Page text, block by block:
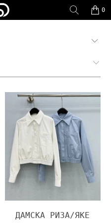
0
ДАМСКА РИЗА/ЯКЕ